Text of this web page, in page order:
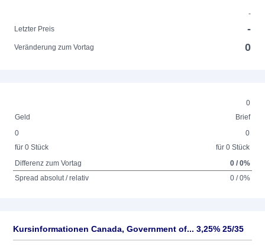
-
Letzter Preis
-
Veränderung zum Vortag 0
0
Geld
Brief
0
für 0 Stück
0
für 0 Stück
Differenz zum Vortag
0 / 0%
Spread absolut / relativ
0 / 0%
Kursinformationen Canada, Government of... 3,25% 25/35